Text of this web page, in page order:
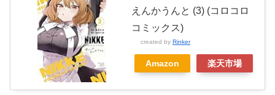
えんかうんと (3) (コロコロ
コミックス)
created by Rinker
Amazon 楽天市場